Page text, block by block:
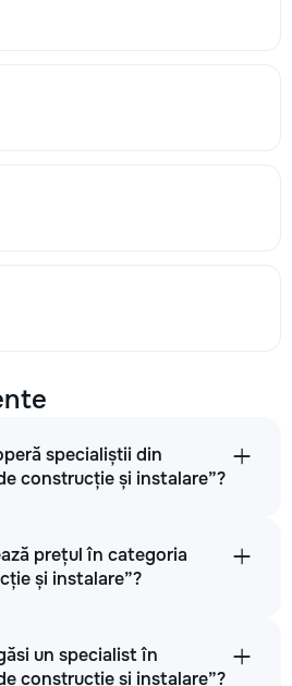
specialiștii din
construcție și instalare”?
prețul în categoria
și instalare”?
un specialist în
construcție și instalare”?